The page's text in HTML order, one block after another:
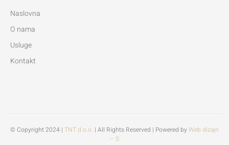
Naslovna
O nama
Usluge
Kontakt
© Copyright 2024 | TNT d.o.o. | All Rights Reserved | Powered byWeb dizajn
– S